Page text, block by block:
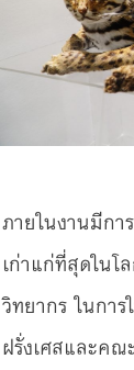
ภายในงานมีก
เก่าแก่ที่สุดใน
วิทยากร ในกา
ฝรั่งเศสและค